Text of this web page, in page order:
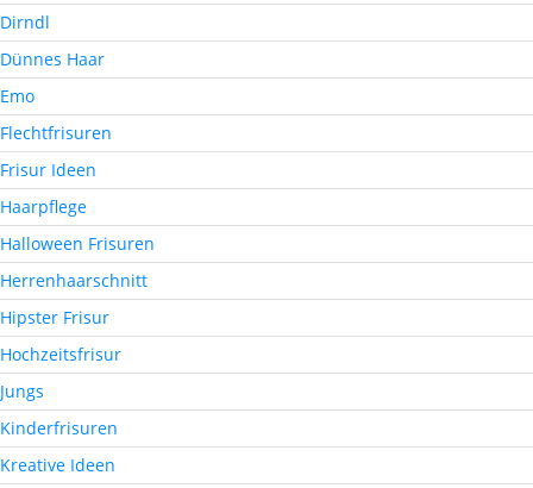
Dirndl
Dünnes Haar
Emo
Flechtfrisuren
Frisur Ideen
Haarpflege
Halloween Frisuren
Herrenhaarschnitt
Hipster Frisur
Hochzeitsfrisur
Jungs
Kinderfrisuren
Kreative Ideen